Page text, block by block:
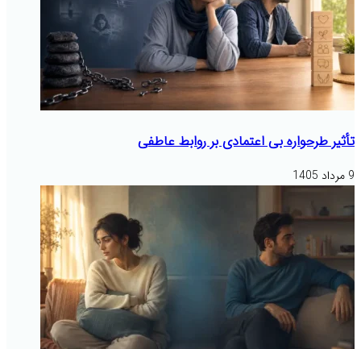
تأثیر طرحواره بی اعتمادی بر روابط عاطفی
9 مرداد 1405